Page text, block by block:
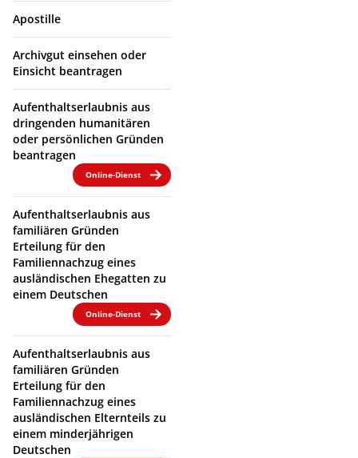
Apostille
Archivgut einsehen oder
Einsicht beantragen
Aufenthaltserlaubnis aus
dringenden humanitären
oder persönlichen Gründen
beantragen
Online-Dienst
Aufenthaltserlaubnis aus
familiären Gründen
Erteilung für den
Familiennachzug eines
ausländischen Ehegatten zu
einem Deutschen
Online-Dienst
Aufenthaltserlaubnis aus
familiären Gründen
Erteilung für den
Familiennachzug eines
ausländischen Elternteils zu
einem minderjährigen
Deutschen